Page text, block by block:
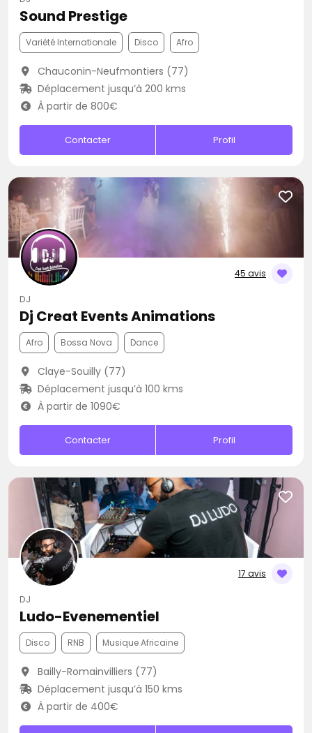
Sound Prestige
Variété Internationale Disco Afro
Chauconin-Neufmontiers (77)
Déplacement jusqu’à 200 kms
À partir de 800€
Contacter Profil
45 avis
DJ
Dj Creat Events Animations
Afro Bossa Nova Dance
Claye-Souilly (77)
Déplacement jusqu’à 100 kms
À partir de 1090€
Contacter Profil
17 avis
DJ
Ludo-Evenementiel
Disco RNB Musique Africaine
Bailly-Romainvilliers (77)
Déplacement jusqu’à 150 kms
À partir de 400€